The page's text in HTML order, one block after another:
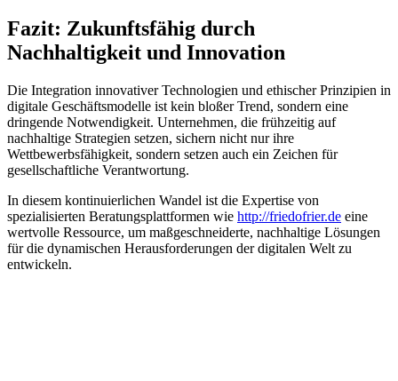
Fazit: Zukunftsfähig durch
Nachhaltigkeit und Innovation
Die Integration innovativer Technologien und ethischer Prinzipien in
digitale Geschäftsmodelle ist kein bloßer Trend, sondern eine
dringende Notwendigkeit. Unternehmen, die frühzeitig auf
nachhaltige Strategien setzen, sichern nicht nur ihre
Wettbewerbsfähigkeit, sondern setzen auch ein Zeichen für
gesellschaftliche Verantwortung.
In diesem kontinuierlichen Wandel ist die Expertise von
spezialisierten Beratungsplattformen wie http://friedofrier.de eine
wertvolle Ressource, um maßgeschneiderte, nachhaltige Lösungen
für die dynamischen Herausforderungen der digitalen Welt zu
entwickeln.